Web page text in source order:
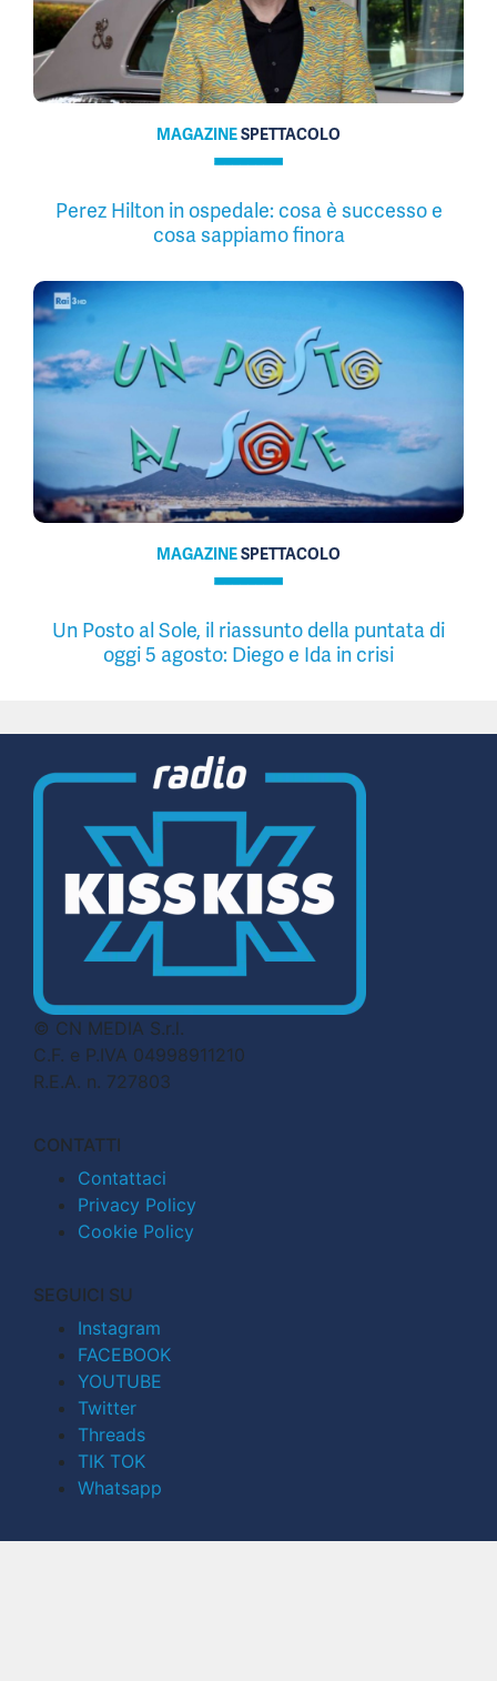
MAGAZINESPETTACOLO
Perez Hilton in ospedale: cosa è successo e
cosa sappiamo finora
MAGAZINESPETTACOLO
Un Posto al Sole, il riassunto della puntata di
oggi 5 agosto: Diego e Ida in crisi
© CN MEDIA S.r.l.
C.F. e P.IVA 04998911210
R.E.A. n. 727803
CONTATTI
Contattaci
Privacy Policy
Cookie Policy
SEGUICI SU
Instagram
FACEBOOK
YOUTUBE
Twitter
Threads
TIK TOK
Whatsapp